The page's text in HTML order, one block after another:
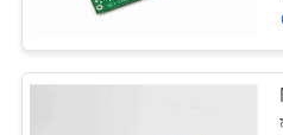
করুনরোগীর মনিটর